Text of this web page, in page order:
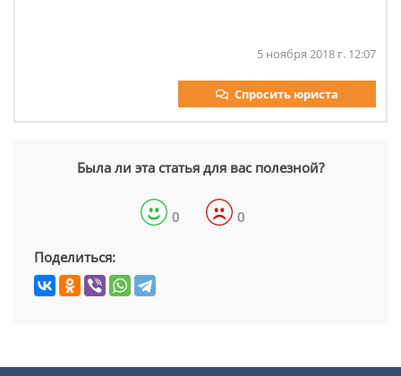
5 ноября 2018 г. 12:07
Спросить юриста
Была ли эта статья для вас полезной?
0 0
Поделиться: